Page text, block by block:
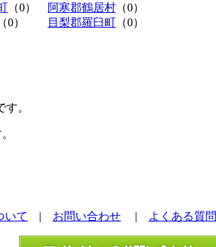
（0） 阿寒郡鶴居村 （0）
（0） 目梨郡羅臼町 （0）
。
いて | お問い合わせ | よくある質問